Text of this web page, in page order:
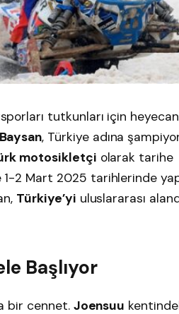
tutkunları için
, Türkiye adına
motosikletçi olarak tarihe
1-2 Mart 2025 tarihlerinde
Türkiye’yi uluslararası
Başlıyor
bir cennet. Joensuu